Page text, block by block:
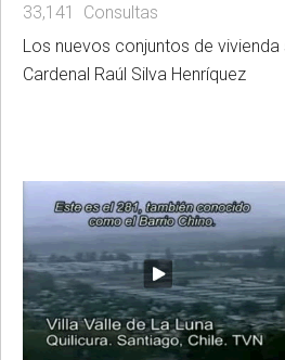
33,141 Consultas
Los nuevos conjuntos de vivienda
Cardenal Raúl Silva Henríquez